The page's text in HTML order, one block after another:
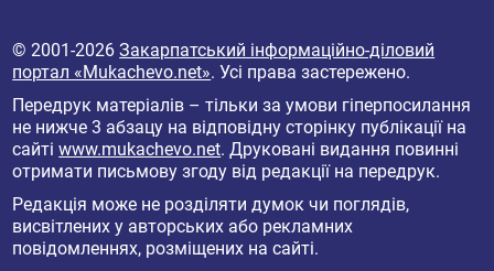
© 2001-2026Закарпатський інформаційно-діловий
портал «Mukachevo.net». Усі права застережено.
Передрук матеріалів – тільки за умови гіперпосилання
не нижче 3 абзацу на відповідну сторінку публікації на
сайтіwww.mukachevo.net. Друковані видання повинні
отримати письмову згоду від редакції на передрук.
Редакція може не розділяти думок чи поглядів,
висвітлених у авторських або рекламних
повідомленнях, розміщених на сайті.